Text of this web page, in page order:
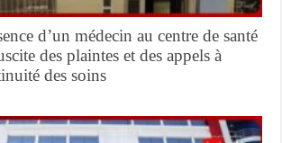
d’un médecin au centre de santé
des plaintes et des appels à
des soins